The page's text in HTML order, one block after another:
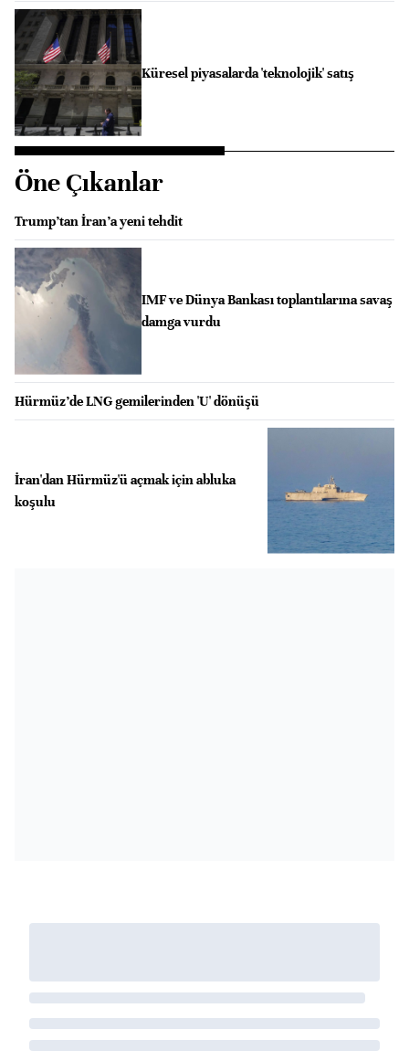
Küresel piyasalarda 'teknolojik' satış
Öne Çıkanlar
Trump’tan İran’a yeni tehdit
IMF ve Dünya Bankası toplantılarına savaş
damga vurdu
Hürmüz’de LNG gemilerinden 'U' dönüşü
İran'dan Hürmüz'ü açmak için abluka
koşulu